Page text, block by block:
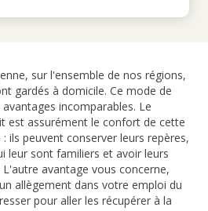
sur l'ensemble de nos régions,
gardés à domicile. Ce mode de
incomparables. Le
est assurément le confort de cette
ils peuvent conserver leurs repères,
leur sont familiers et avoir leurs
avantage vous concerne,
allègement dans votre emploi du
pour aller les récupérer à la